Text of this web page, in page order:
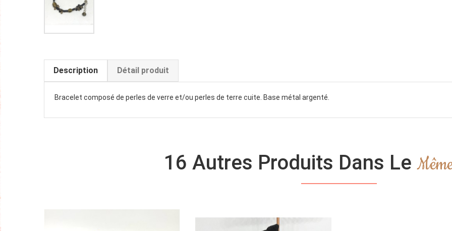
Description Détail produit
Bracelet composé de perles de verre et/ou perles de terre cuite. Base métal argenté.
16 Autres Produits Dans Le